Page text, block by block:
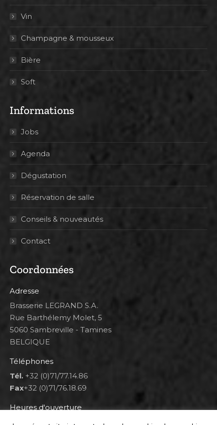
Vin
Champagne & mousseux
Bière
Soft
Informations
Jobs
Agenda
Dégustation
Réservation de salle
Conseils & nouveautés
Contact
Coordonnées
Adresse
Brasserie LEGRAND S.A.
Rue Barthélemy Molet, 5
5060 Sambreville - Tamines
BELGIQUE
Téléphones
Tél. +32 (0)71/77.14.86
Fax+32 (0)71/76.18.69
Heures d'ouverture
Lun 8h00-12h00 et 12h30-14h30